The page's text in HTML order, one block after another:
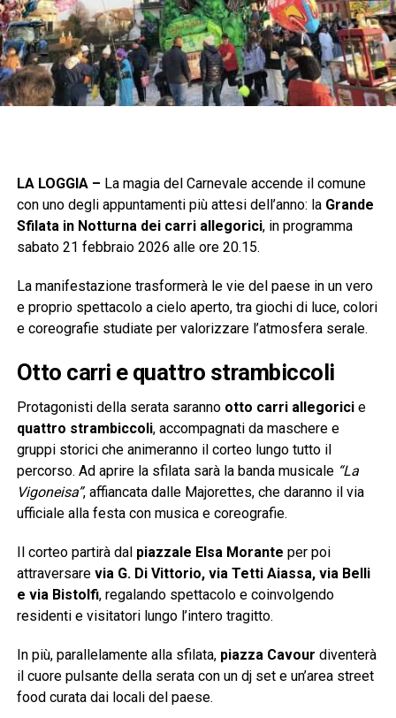
LA LOGGIA – La magia del Carnevale accende il comune
con uno degli appuntamenti più attesi dell’anno: la Grande
Sfilata in Notturna dei carri allegorici, in programma
sabato 21 febbraio 2026 alle ore 20.15.
La manifestazione trasformerà le vie del paese in un vero
e proprio spettacolo a cielo aperto, tra giochi di luce, colori
e coreografie studiate per valorizzare l’atmosfera serale.
Otto carri e quattro strambiccoli
Protagonisti della serata saranno otto carri allegoricie
quattro strambiccoli, accompagnati da maschere e
gruppi storici che animeranno il corteo lungo tutto il
percorso. Ad aprire la sfilata sarà la banda musicale “La
Vigoneisa”, affiancata dalle Majorettes, che daranno il via
ufficiale alla festa con musica e coreografie.
Il corteo partirà dal piazzale Elsa Morante per poi
attraversare via G. Di Vittorio, via Tetti Aiassa, via Belli
e via Bistolfi, regalando spettacolo e coinvolgendo
residenti e visitatori lungo l’intero tragitto.
In più, parallelamente alla sfilata, piazza Cavour diventerà
il cuore pulsante della serata con un dj set e un’area street
food curata dai locali del paese.